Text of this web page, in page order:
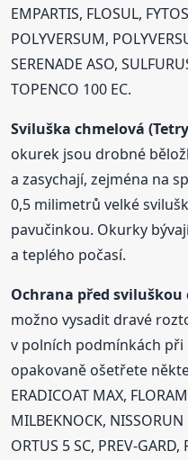
EMPARTIS, FLOSUL,
POLYVERSUM,
SERENADE ASO,
TOPENCO 100 EC.
Sviluška chmelová
okurek jsou drobné
a zasychají, zejména na
0,5 milimetrů velké
pavučinkou. Okurky
a teplého počasí.
Ochrana před sviluškou
možno vysadit dravé
v polních podmínkách
opakovaně ošetřete
ERADICOAT MAX,
MILBEKNOCK,
ORTUS 5 SC, PREV-GARD,